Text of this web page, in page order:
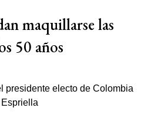
maquillarse las
50 años